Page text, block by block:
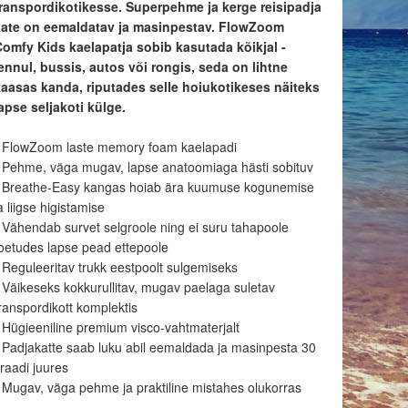
Superpehme ja kerge reisipadja
on eemaldatav ja masinpestav. FlowZoom
Kids kaelapatja sobib kasutada kõikjal -
bussis, autos või rongis, seda on lihtne
kanda, riputades selle hoiukotikeses näiteks
seljakoti külge.
FlowZoom laste memory foam kaelapadi
Pehme, väga mugav, lapse anatoomiaga hästi sobituv
Breathe-Easy kangas hoiab ära kuumuse kogunemise
liigse higistamise
Vähendab survet selgroole ning ei suru tahapoole
lapse pead ettepoole
Reguleeritav trukk eestpoolt sulgemiseks
Väikeseks kokkurullitav, mugav paelaga suletav
komplektis
Hügieeniline premium visco-vahtmaterjalt
Padjakatte saab luku abil eemaldada ja masinpesta 30
juures
Mugav, väga pehme ja praktiline mistahes olukorras